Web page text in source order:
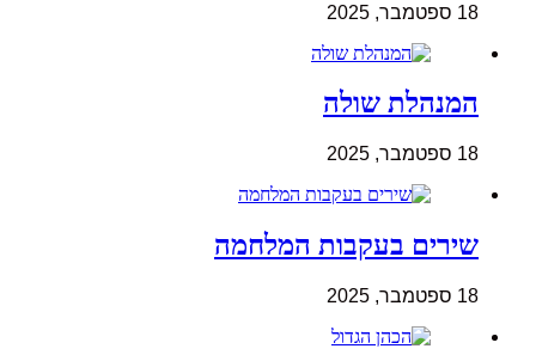
18 ספטמבר, 2025
המנהלת שולה
18 ספטמבר, 2025
שירים בעקבות המלחמה
18 ספטמבר, 2025